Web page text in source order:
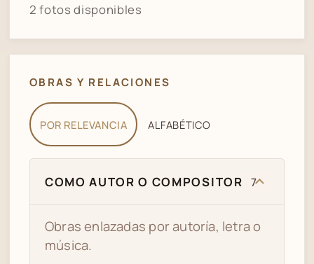
2 fotos disponibles
OBRAS Y RELACIONES
POR RELEVANCIA ALFABÉTICO
COMO AUTOR O COMPOSITOR 7
Obras enlazadas por autoría, letra o
música.